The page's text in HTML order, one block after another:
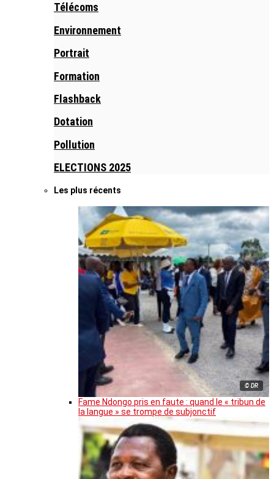
Télécoms
Environnement
Portrait
Formation
Flashback
Dotation
Pollution
ELECTIONS 2025
Les plus récents
© DR
Fame Ndongo pris en faute : quand le « tribun de
la langue » se trompe de subjonctif